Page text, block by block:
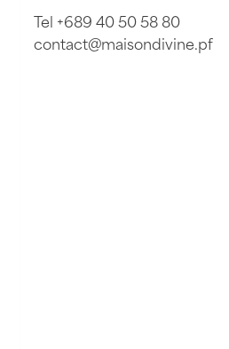
Tel +689 40 50 58 80
contact@maisondivine.pf